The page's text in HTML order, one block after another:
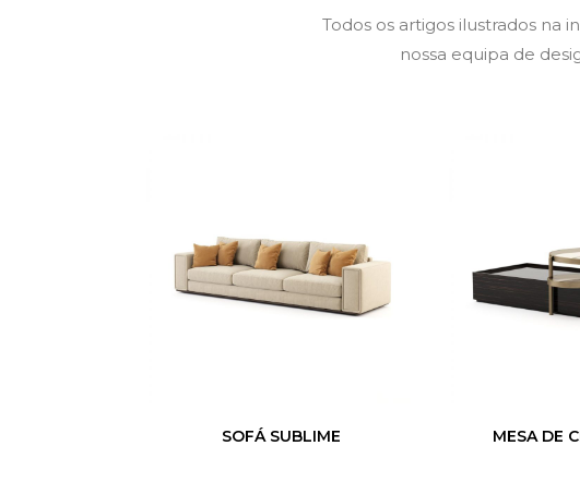
Todos os artigos ilustrados na
nossa equipa de
SOFÁ SUBLIME MESA DE